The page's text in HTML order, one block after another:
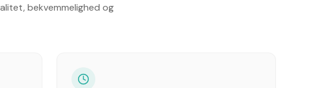
bekvemmelighed og